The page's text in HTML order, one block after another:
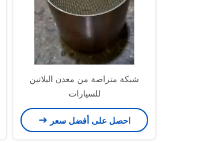
شبكة متراصة من معدن البلاتين
للسيارات
احصل على أفضل سعر